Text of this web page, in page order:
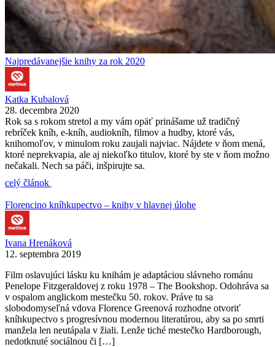
Najpredávanejšie knihy za rok 2020
Katka Kubalová
28. decembra 2020
Rok sa s rokom stretol a my vám opäť prinášame už tradičný
rebríček kníh, e-kníh, audiokníh, filmov a hudby, ktoré vás,
knihomoľov, v minulom roku zaujali najviac. Nájdete v ňom mená,
ktoré neprekvapia, ale aj niekoľko titulov, ktoré by ste v ňom možno
nečakali. Nech sa páči, inšpirujte sa.
celý článok
Florencino kníhkupectvo – knihy v hlavnej úlohe
Ivana Hrenáková
12. septembra 2019
Film oslavujúci lásku ku knihám je adaptáciou slávneho románu
Penelope Fitzgeraldovej z roku 1978 – The Bookshop. Odohráva sa
v ospalom anglickom mestečku 50. rokov. Práve tu sa
slobodomyseľná vdova Florence Greenová rozhodne otvoriť
kníhkupectvo s progresívnou modernou literatúrou, aby sa po smrti
manžela len neutápala v žiali. Lenže tiché mestečko Hardborough,
nedotknuté sociálnou či […]